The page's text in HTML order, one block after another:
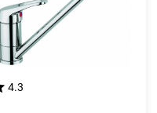
4.3